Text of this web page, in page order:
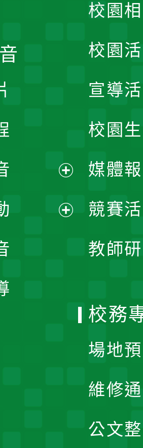
校園
校園
宣導
校園
媒體
競賽
教師
開
校務
場地
維修
公文